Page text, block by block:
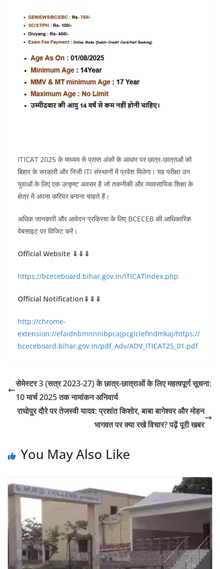
ITICAT 2025 के माध्यम से प्राप्त अंकों के आधार पर छात्र-छात्राओं को
बिहार के सरकारी और निजी ITI संस्थानों में प्रवेश मिलेगा। यह परीक्षा उन
युवाओं के लिए एक उत्कृष्ट अवसर है जो तकनीकी और व्यावसायिक शिक्षा के
क्षेत्र में अपना करियर बनाना चाहते हैं।
अधिक जानकारी और आवेदन प्रक्रिया के लिए BCECEB की आधिकारिक
वेबसाइट पर विजिट करें।
Official Website ⇓⇓⇓
https://bceceboard.bihar.gov.in/ITICATIndex.php
Official Notification⇓⇓⇓
http://chrome-
extension://efaidnbmnnnibpcajpcglclefindmkaj/https://
bceceboard.bihar.gov.in/pdf_Adv/ADV_ITICAT25_01.pdf
सेमेस्टर 3 (सत्र 2023-27) के छात्र-छात्राओं के लिए महत्वपूर्ण सूचना:
10 मार्च 2025 तक नामांकन अनिवार्य
राघोपुर दौरे पर तेजस्वी यादव: प्रशांत किशोर, बाबा बागेश्वर और मोहन
भागवत पर क्या रखे विचार? पढ़ें पूरी खबर
You May Also Like